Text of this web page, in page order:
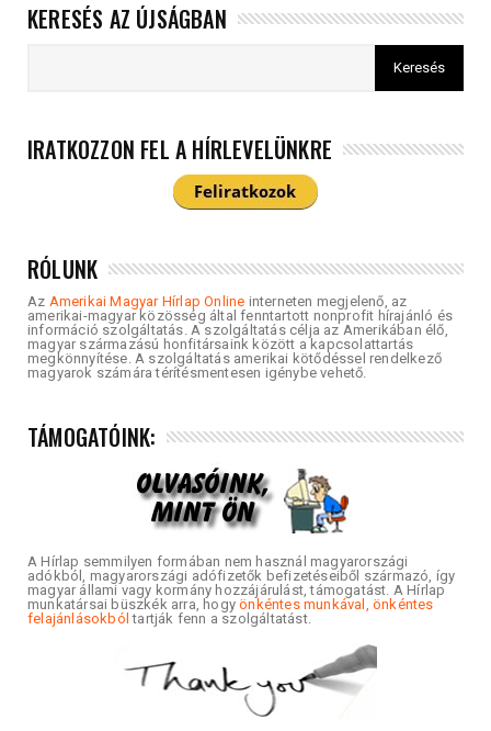
KERESÉS AZ ÚJSÁGBAN
IRATKOZZON FEL A HÍRLEVELÜNKRE
RÓLUNK
Az Amerikai Magyar Hírlap Online interneten megjelenő, az
amerikai-magyar közösség által fenntartott nonprofit hírajánló és
információ szolgáltatás. A szolgáltatás célja az Amerikában élő,
magyar származású honfitársaink között a kapcsolattartás
megkönnyítése. A szolgáltatás amerikai kötődéssel rendelkező
magyarok számára térítésmentesen igénybe vehető.
TÁMOGATÓINK:
A Hírlap semmilyen formában nem használ magyarországi
adókból, magyarországi adófizetők befizetéseiből származó, így
magyar állami vagy kormány hozzájárulást, támogatást. A Hírlap
munkatársai büszkék arra, hogyönkéntes munkával, önkéntes
felajánlásokból tartják fenn a szolgáltatást.